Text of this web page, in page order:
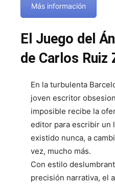
Más información
El Juego del
de Carlos Ruiz
En la turbulenta
joven escritor
imposible recibe la
editor para escribir un
existido nunca, a
vez, mucho más.
Con estilo
precisión narrativa, el